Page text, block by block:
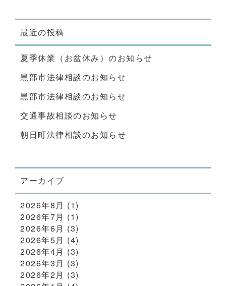
最近の投稿
夏季休業（お盆休み）のお知らせ
黒部市法律相談のお知らせ
黒部市法律相談のお知らせ
交通事故相談のお知らせ
朝日町法律相談のお知らせ
アーカイブ
2026年8月 (1)
2026年7月 (1)
2026年6月 (3)
2026年5月 (4)
2026年4月 (3)
2026年3月 (3)
2026年2月 (3)